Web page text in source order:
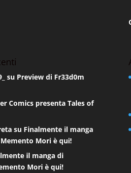
su Preview di Fr33d0m
Comics presenta Tales of
su Finalmente il manga
Mori è qui!
il manga di
Mori è qui!